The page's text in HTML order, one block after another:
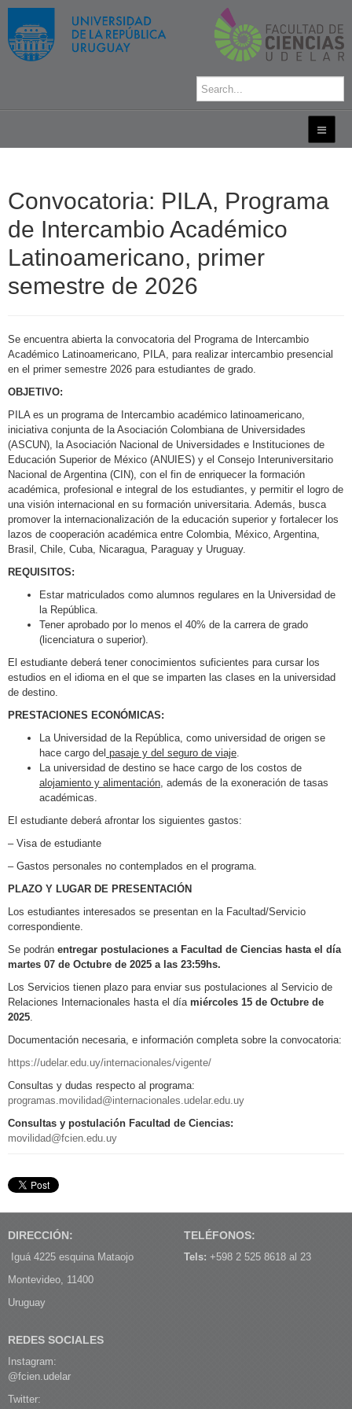
Convocatoria: PILA, Programa
de Intercambio Académico
Latinoamericano, primer
semestre de 2026
Se encuentra abierta la convocatoria del Programa de Intercambio
Académico Latinoamericano, PILA, para realizar intercambio presencial
en el primer semestre 2026 para estudiantes de grado.
OBJETIVO:
PILA es un programa de Intercambio académico latinoamericano,
iniciativa conjunta de la Asociación Colombiana de Universidades
(ASCUN), la Asociación Nacional de Universidades e Instituciones de
Educación Superior de México (ANUIES) y el Consejo Interuniversitario
Nacional de Argentina (CIN), con el fin de enriquecer la formación
académica, profesional e integral de los estudiantes, y permitir el logro de
una visión internacional en su formación universitaria. Además, busca
promover la internacionalización de la educación superior y fortalecer los
lazos de cooperación académica entre Colombia, México, Argentina,
Brasil, Chile, Cuba, Nicaragua, Paraguay y Uruguay.
REQUISITOS:
Estar matriculados como alumnos regulares en la Universidad de
la República.
Tener aprobado por lo menos el 40% de la carrera de grado
(licenciatura o superior).
El estudiante deberá tener conocimientos suficientes para cursar los
estudios en el idioma en el que se imparten las clases en la universidad
de destino.
PRESTACIONES ECONÓMICAS:
La Universidad de la República, como universidad de origen se
hace cargo del pasaje y del seguro de viaje.
La universidad de destino se hace cargo de los costos de
alojamiento y alimentación, además de la exoneración de tasas
académicas.
El estudiante deberá afrontar los siguientes gastos:
– Visa de estudiante
– Gastos personales no contemplados en el programa.
PLAZO Y LUGAR DE PRESENTACIÓN
Los estudiantes interesados se presentan en la Facultad/Servicio
correspondiente.
Se podrán entregar postulaciones a Facultad de Ciencias hasta el día
martes 07 de Octubre de 2025 a las 23:59hs.
Los Servicios tienen plazo para enviar sus postulaciones al Servicio de
Relaciones Internacionales hasta el día miércoles 15 de Octubre de
2025.
Documentación necesaria, e información completa sobre la convocatoria:
https://udelar.edu.uy/internacionales/vigente/
Consultas y dudas respecto al programa:
programas.movilidad@internacionales.udelar.edu.uy
Consultas y postulación Facultad de Ciencias:
movilidad@fcien.edu.uy
DIRECCIÓN:
Iguá 4225 esquina Mataojo
Montevideo, 11400
Uruguay
TELÉFONOS:
Tels: +598 2 525 8618 al 23
REDES SOCIALES
Instagram:
@fcien.udelar
Twitter: